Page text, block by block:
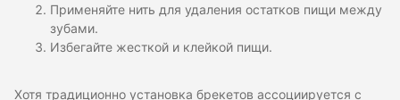
Применяйте нить для удаления остатков пищи между
зубами.
Избегайте жесткой и клейкой пищи.
Хотя традиционно установка брекетов ассоциируется с